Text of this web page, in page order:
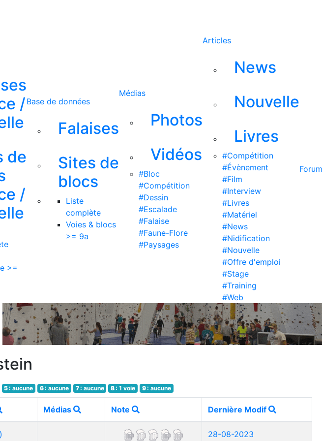
/
de
/
>=
Base de données
Falaises
Sites de
blocs
Liste
complète
Voies & blocs
>= 9a
Médias
Photos
Vidéos
#Bloc
#Compétition
#Dessin
#Escalade
#Falaise
#Faune-Flore
#Paysages
Articles
News
Nouvelle
Livres
#Compétition
#Évènement
#Film
#Interview
#Livres
#Matériel
#News
#Nidification
#Nouvelle
#Offre d'emploi
#Stage
#Training
#Web
Forum
5 : aucune 6 : aucune 7 : aucune 8 : 1 voie 9 : aucune
Médias Note Dernière Modif
28-08-2023